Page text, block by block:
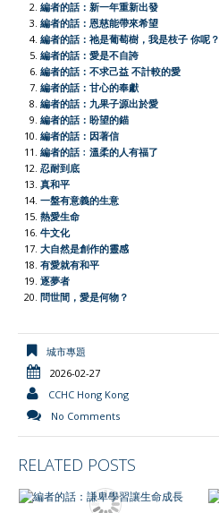
b
o
o
k
s
A
p
p
a
t
t
e
r
編者的話：新一年重新出發
編者的話：恩慈能帶來希望
編者的話：祂是葡萄樹，我是枝子 你呢？
編者的話：愛是不自誇
編者的話：不求己益 不計較的愛
編者的話：甘心的奉獻
編者的話：九果子源出於愛
編者的話：盼望的錨
編者的話：因著信
編者的話﹕溫柔的人有福了
忍耐到底
真和平
一盤有意義的生意
熱愛生命
牛文化
大自然是創作的靈感
有愛就有和平
逐夢者
問世間，愛是何物？
城市專題
2026-02-27
CCHC Hong Kong
No Comments
RELATED POSTS